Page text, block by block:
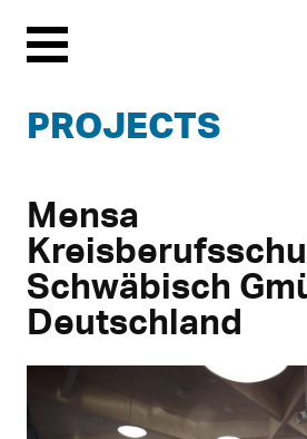
Menu
PROJECTS
Mensa
Schwäbisch
Deutschland